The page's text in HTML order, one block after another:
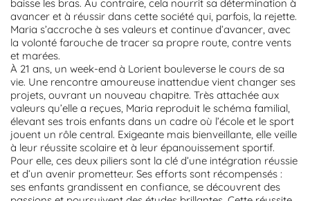
baisse les bras. Au contraire, cela nourrit sa détermination à
avancer et à réussir dans cette société qui, parfois, la rejette.
Maria s’accroche à ses valeurs et continue d’avancer, avec
la volonté farouche de tracer sa propre route, contre vents
et marées.
À 21 ans, un week-end à Lorient bouleverse le cours de sa
vie. Une rencontre amoureuse inattendue vient changer ses
projets, ouvrant un nouveau chapitre. Très attachée aux
valeurs qu’elle a reçues, Maria reproduit le schéma familial,
élevant ses trois enfants dans un cadre où l’école et le sport
jouent un rôle central. Exigeante mais bienveillante, elle veille
à leur réussite scolaire et à leur épanouissement sportif.
Pour elle, ces deux piliers sont la clé d’une intégration réussie
et d’un avenir prometteur. Ses efforts sont récompensés :
ses enfants grandissent en confiance, se découvrent des